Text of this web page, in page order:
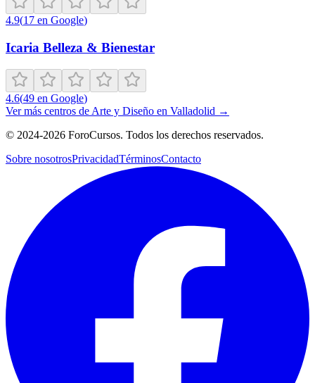
4.9(17 en Google)
Icaria Belleza & Bienestar
4.6(49 en Google)
Ver más centros de Arte y Diseño en Valladolid →
© 2024-2026 ForoCursos. Todos los derechos reservados.
Sobre nosotrosPrivacidadTérminosContacto